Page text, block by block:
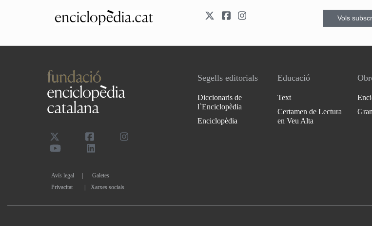
Vols
Avís legal
Galetes
Privacitat
| Xarxes socials
Segells editorials
Diccionaris de
l`Enciclopèdia
Enciclopèdia
Educació
Text
Certamen de Lectura
en Veu Alta